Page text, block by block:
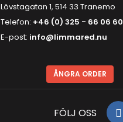
Lövstagatan 1, 514 33 Tranemo
Telefon: +46 (0) 325 - 66 06 60
E-post: info@limmared.nu
ÅNGRA ORDER
FÖLJ OSS